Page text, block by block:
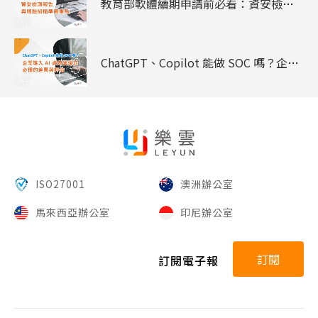
ChatGPT、Copilot 能做 SOC 嗎？企業導入 AI 資安營運前必懂的差異與評估
ISO27001
澳洲辦公室
馬來西亞辦公室
印尼辦公室
訂閱電子報 訂閱